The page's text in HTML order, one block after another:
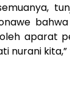
aparat
nurani